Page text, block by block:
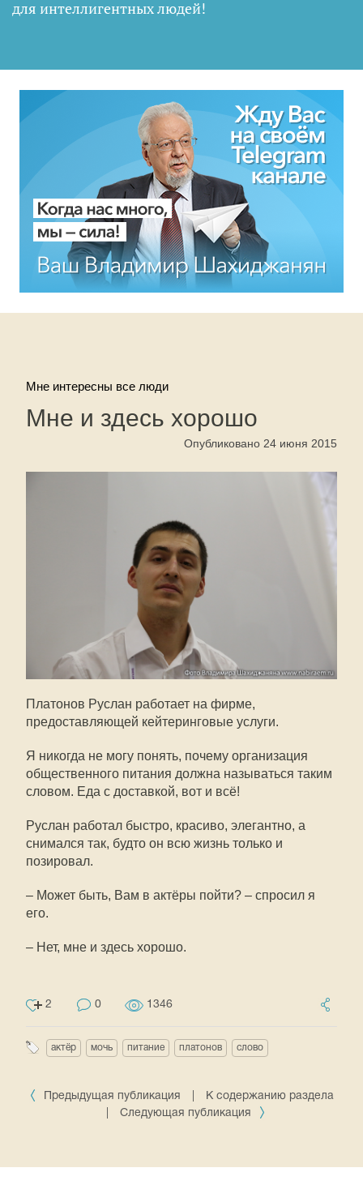
для интеллигентных людей!
Мне интересны все люди
Мне и здесь хорошо
Опубликовано 24 июня 2015
Платонов Руслан работает на фирме,
предоставляющей кейтеринговые услуги.
Я никогда не могу понять, почему организация
общественного питания должна называться таким
словом. Еда с доставкой, вот и всё!
Руслан работал быстро, красиво, элегантно, а
снимался так, будто он всю жизнь только и
позировал.
– Может быть, Вам в актёры пойти? – спросил я
его.
– Нет, мне и здесь хорошо.
2 0 1346
актёр мочь питание платонов слово
Предыдущая публикация
К содержанию раздела
Следующая публикация